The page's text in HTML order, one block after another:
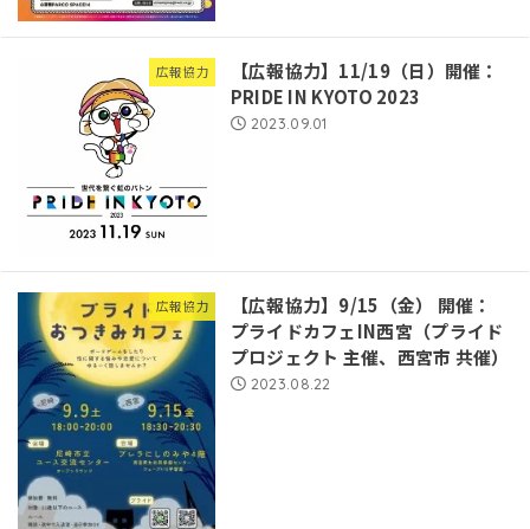
広報協力
【広報協力】11/19（日）開催：
PRIDE IN KYOTO 2023
2023.09.01
広報協力
【広報協力】9/15（金） 開催：
プライドカフェIN西宮（プライド
プロジェクト 主催、西宮市 共催）
2023.08.22